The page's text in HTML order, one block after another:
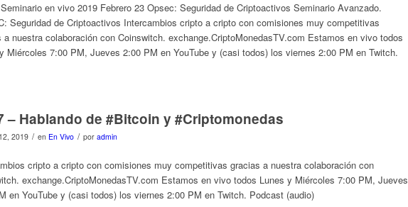
en vivo 2019 Febrero 23 Opsec: Seguridad de Criptoactivos Seminario Avanzado.
Seguridad de Criptoactivos Intercambios cripto a cripto con comisiones muy competitivas
a nuestra colaboración con Coinswitch. exchange.CriptoMonedasTV.com Estamos en vivo todos
Miércoles 7:00 PM, Jueves 2:00 PM en YouTube y (casi todos) los viernes 2:00 PM en Twitch.
– Hablando de #Bitcoin y #Criptomonedas
2019 / en En Vivo / por admin
cripto a cripto con comisiones muy competitivas gracias a nuestra colaboración con
exchange.CriptoMonedasTV.com Estamos en vivo todos Lunes y Miércoles 7:00 PM, Jueves
en YouTube y (casi todos) los viernes 2:00 PM en Twitch. Podcast (audio)